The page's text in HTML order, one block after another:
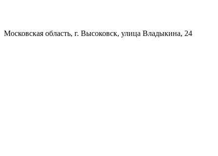
Московская область, г. Высоковск, улица Владыкина, 24